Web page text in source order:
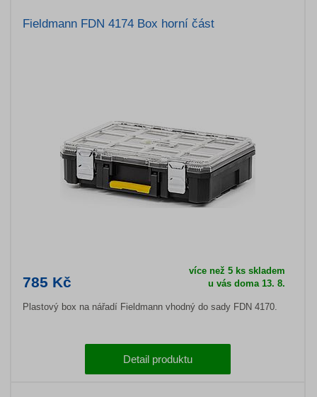
Fieldmann FDN 4174 Box horní část
785 Kč
více než 5 ks skladem
u vás doma 13. 8.
Plastový box na nářadí Fieldmann vhodný do sady FDN 4170.
Detail produktu